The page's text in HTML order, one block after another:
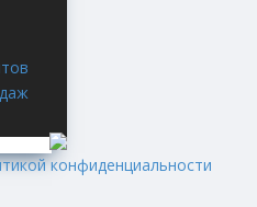
конфиденциальности